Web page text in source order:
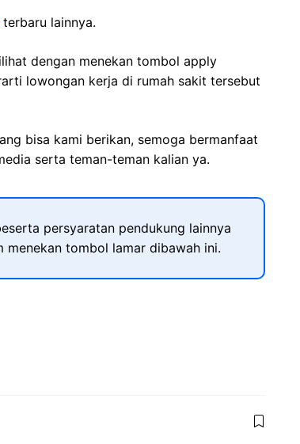
terbaru lainnya.
dengan menekan tombol apply
lowongan kerja di rumah sakit tersebut
bisa kami berikan, semoga bermanfaat
serta teman-teman kalian ya.
persyaratan pendukung lainnya
menekan tombol lamar dibawah ini.